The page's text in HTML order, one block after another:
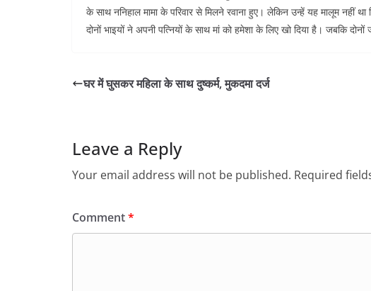
के साथ ननिहाल मामा के परिवार से मिलने रवाना हुए। लेकिन उन्हें यह मालूम नहीं
दोनों भाइयों ने अपनी पत्नियों के साथ मां को हमेशा के लिए खो दिया है। जबकि
घर में घुसकर महिला के साथ दुष्कर्म, मुकदमा दर्ज
Leave a Reply
Your email address will not be published. Required
Comment*